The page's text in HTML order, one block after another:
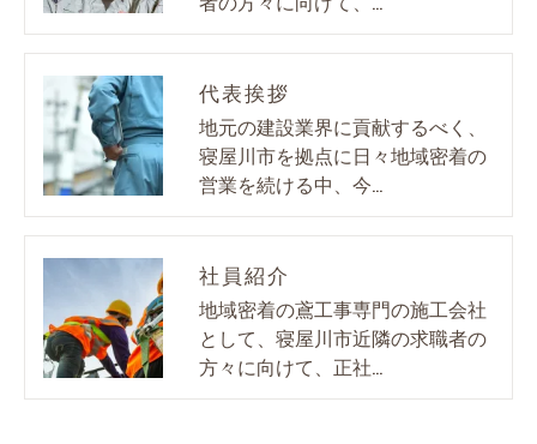
代表挨拶
地元の建設業界に貢献するべく、
寝屋川市を拠点に日々地域密着の
営業を続ける中、今…
社員紹介
地域密着の鳶工事専門の施工会社
として、寝屋川市近隣の求職者の
方々に向けて、正社…